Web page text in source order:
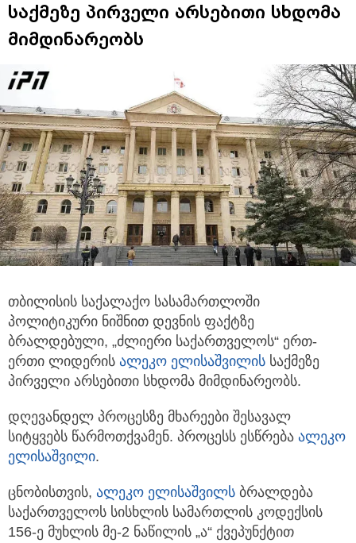
საქმეზე პირველი არსებითი სხდომა
მიმდინარეობს
თბილისის საქალაქო სასამართლოში
პოლიტიკური ნიშნით დევნის ფაქტზე
ბრალდებული, „ძლიერი საქართველოს“ ერთ-
ერთი ლიდერის ალეკო ელისაშვილის საქმეზე
პირველი არსებითი სხდომა მიმდინარეობს.
დღევანდელ პროცესზე მხარეები შესავალ
სიტყვებს წარმოთქვამენ. პროცესს ესწრება ალეკო
ელისაშვილი.
ცნობისთვის, ალეკო ელისაშვილს ბრალდება
საქართველოს სისხლის სამართლის კოდექსის
156-ე მუხლის მე-2 ნაწილის „ა“ ქვეპუნქტით